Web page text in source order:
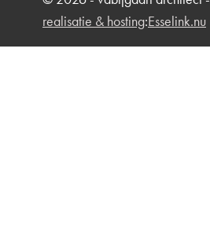
realisatie & hosting:Esselink.nu